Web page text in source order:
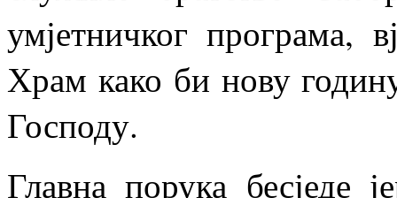
умјетничког програма,
Храм како би нову
Господу.
Главна порука бесједе